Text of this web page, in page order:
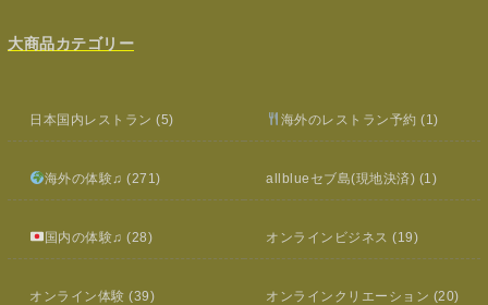
大商品カテゴリー
日本国内レストラン (5) 海外のレストラン予約 (1)
海外の体験♫ (271) allblueセブ島(現地決済) (1)
国内の体験♫ (28) オンラインビジネス (19)
オンライン体験 (39) オンラインクリエーション (20)